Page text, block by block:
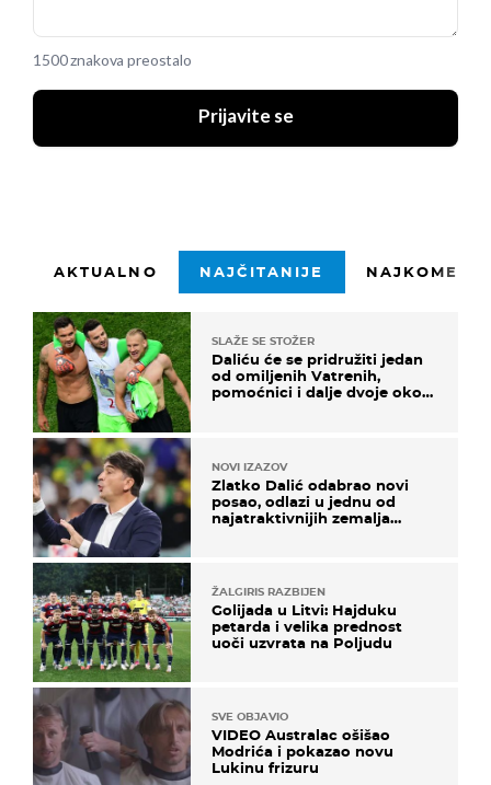
1500 znakova preostalo
Prijavite se
AKTUALNO NAJČITANIJE
SLAŽE SE STOŽER
Daliću će se pridružiti jedan
od omiljenih Vatrenih,
pomoćnici i dalje dvoje oko
NOVI IZAZOV
Zlatko Dalić odabrao novi
posao, odlazi u jednu od
najatraktivnijih zemalja
ŽALGIRIS RAZBIJEN
Golijada u Litvi: Hajduku
petarda i velika prednost
uoči uzvrata na Poljudu
SVE OBJAVIO
VIDEO Australac ošišao
Modrića i pokazao novu
Lukinu frizuru